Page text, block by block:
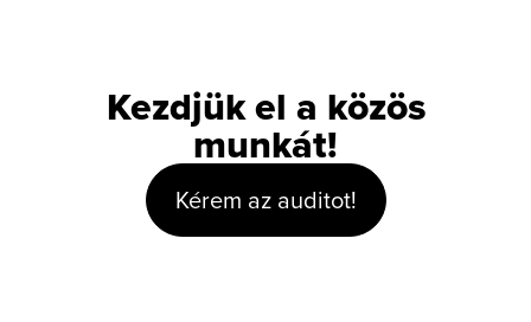
Kezdjük el a közös
munkát!
Kérem az auditot!